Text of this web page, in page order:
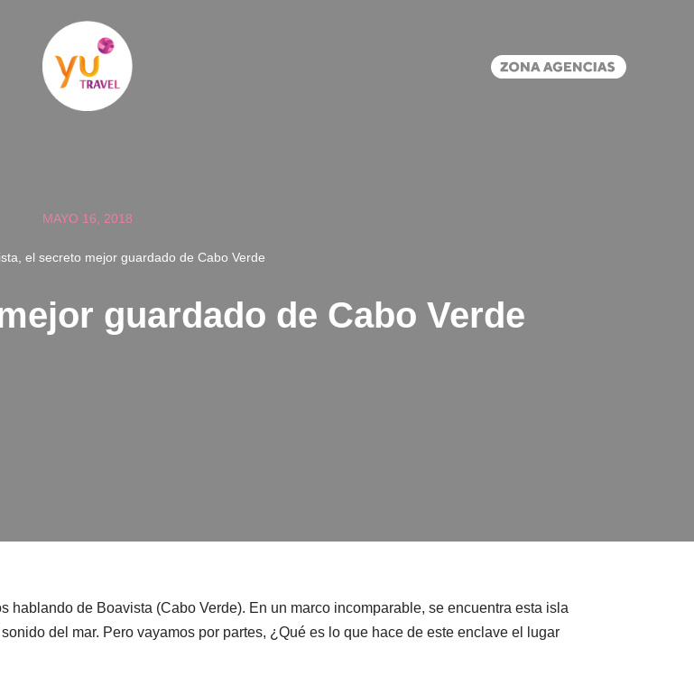
MAYO 16, 2018
el secreto mejor guardado de Cabo Verde
guardado de Cabo Verde
de Boavista (Cabo Verde). En un marco incomparable, se encuentra esta isla
del mar. Pero vayamos por partes, ¿Qué es lo que hace de este enclave el lugar